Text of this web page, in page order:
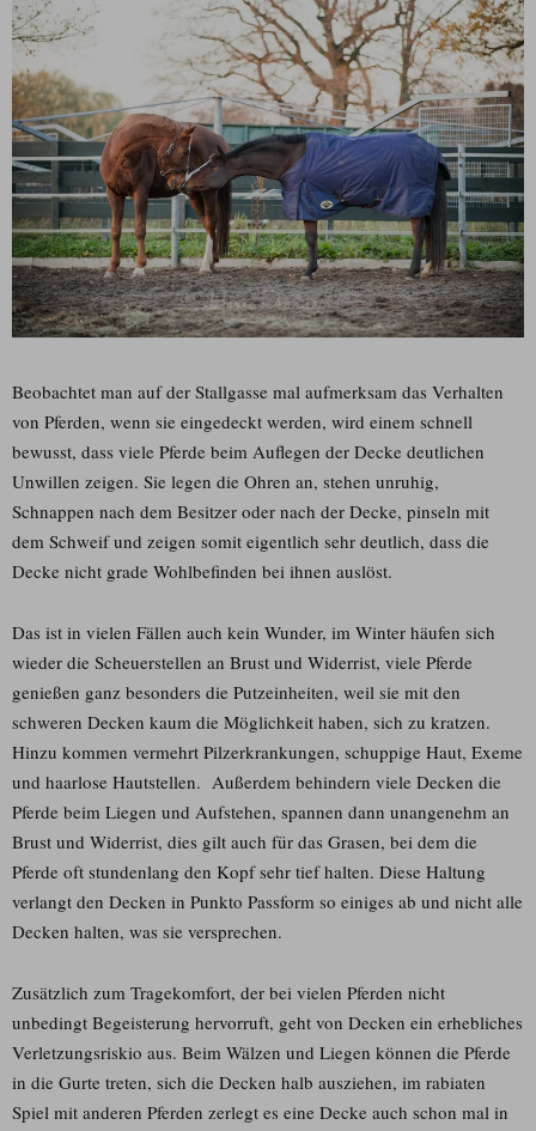
Beobachtet man auf der Stallgasse mal aufmerksam das Verhalten
von Pferden, wenn sie eingedeckt werden, wird einem schnell
bewusst, dass viele Pferde beim Auflegen der Decke deutlichen
Unwillen zeigen. Sie legen die Ohren an, stehen unruhig,
Schnappen nach dem Besitzer oder nach der Decke, pinseln mit
dem Schweif und zeigen somit eigentlich sehr deutlich, dass die
Decke nicht grade Wohlbefinden bei ihnen auslöst.
Das ist in vielen Fällen auch kein Wunder, im Winter häufen sich
wieder die Scheuerstellen an Brust und Widerrist, viele Pferde
genießen ganz besonders die Putzeinheiten, weil sie mit den
schweren Decken kaum die Möglichkeit haben, sich zu kratzen.
Hinzu kommen vermehrt Pilzerkrankungen, schuppige Haut, Exeme
und haarlose Hautstellen. Außerdem behindern viele Decken die
Pferde beim Liegen und Aufstehen, spannen dann unangenehm an
Brust und Widerrist, dies gilt auch für das Grasen, bei dem die
Pferde oft stundenlang den Kopf sehr tief halten. Diese Haltung
verlangt den Decken in Punkto Passform so einiges ab und nicht alle
Decken halten, was sie versprechen.
Zusätzlich zum Tragekomfort, der bei vielen Pferden nicht
unbedingt Begeisterung hervorruft, geht von Decken ein erhebliches
Verletzungsriskio aus. Beim Wälzen und Liegen können die Pferde
in die Gurte treten, sich die Decken halb ausziehen, im rabiaten
Spiel mit anderen Pferden zerlegt es eine Decke auch schon mal in